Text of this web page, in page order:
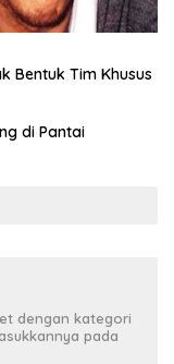
Bentuk Tim Khusus
di Pantai
dengan kategori
pada